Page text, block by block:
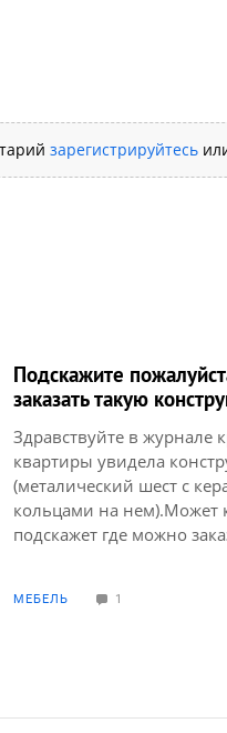
зарегистрируйтесь
Подскажите
заказать такую
Здравствуйте в журнале
квартиры увидела
(металический шест с
кольцами на нем).Может
подскажет где можно
гостинной. Заранее
МЕБЕЛЬ 1